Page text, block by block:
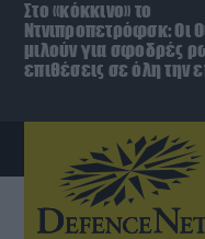
Στο «κόκκινο» το
Ντνιπροπετρόφσκ: Οι
μιλούν για σφοδρές
επιθέσεις σε όλη την